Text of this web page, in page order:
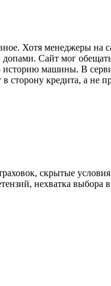
Хотя менеджеры
Сайт мог
машины. В
кредита, а не
скрытые
нехватка выбора